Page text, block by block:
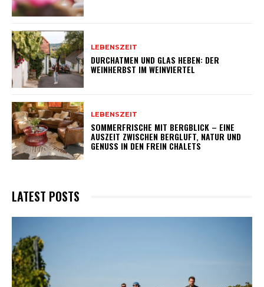
LEBENSZEIT
DURCHATMEN UND GLAS HEBEN: DER
WEINHERBST IM WEINVIERTEL
LEBENSZEIT
SOMMERFRISCHE MIT BERGBLICK – EINE
AUSZEIT ZWISCHEN BERGLUFT, NATUR UND
GENUSS IN DEN FREIN CHALETS
LATEST POSTS